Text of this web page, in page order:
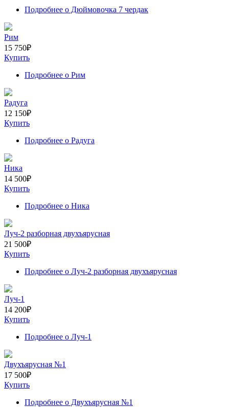
Подробнее о Дюймовочка 7 чердак
Рим
15 750₽
Купить
Подробнее о Рим
Радуга
12 150₽
Купить
Подробнее о Радуга
Ника
14 500₽
Купить
Подробнее о Ника
Луч-2 разборная двухъярусная
21 500₽
Купить
Подробнее о Луч-2 разборная двухъярусная
Луч-1
14 200₽
Купить
Подробнее о Луч-1
Двухъярусная №1
17 500₽
Купить
Подробнее о Двухъярусная №1